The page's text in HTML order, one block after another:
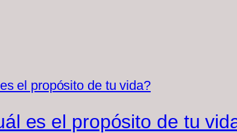
es el propósito de tu